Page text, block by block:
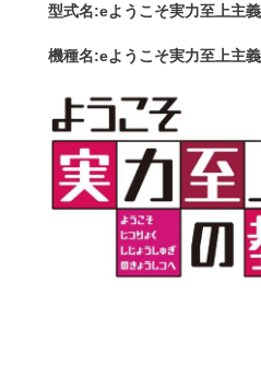
型式名:eようこそ実力至上主
機種名:eようこそ実力至上主